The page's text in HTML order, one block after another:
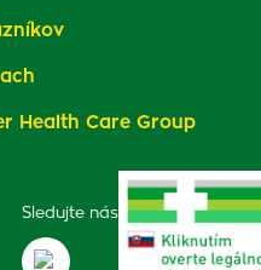
Sledujte nás
Health Care Group